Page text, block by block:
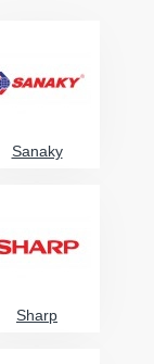
Sanaky
Sharp